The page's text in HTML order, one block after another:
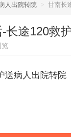
人出院转院 > 甘南长
长途120救
览
送病人出院转院